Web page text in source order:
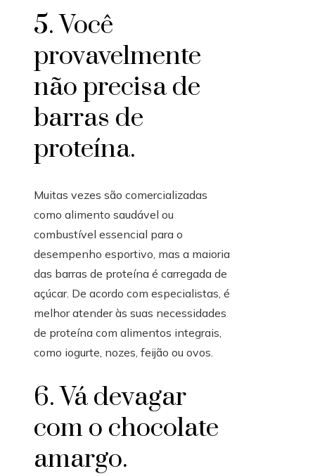
5. Você
provavelmente
não precisa de
barras de
proteína.
Muitas vezes são comercializadas
como alimento saudável ou
combustível essencial para o
desempenho esportivo, mas a maioria
das barras de proteína é carregada de
açúcar. De acordo com especialistas, é
melhor atender às suas necessidades
de proteína com alimentos integrais,
como iogurte, nozes, feijão ou ovos.
6. Vá devagar
com o chocolate
amargo.